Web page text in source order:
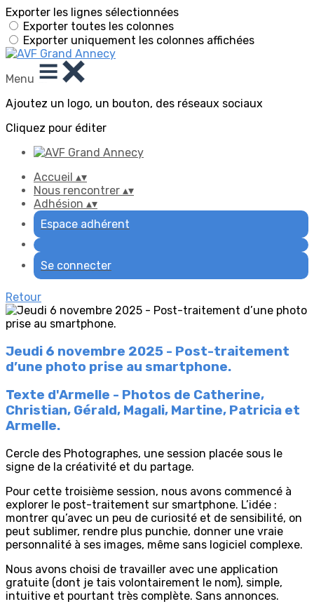
Exporter les lignes sélectionnées
Exporter toutes les colonnes
Exporter uniquement les colonnes affichées
Menu
Ajoutez un logo, un bouton, des réseaux sociaux
Cliquez pour éditer
Accueil ▴▾
Nous rencontrer ▴▾
Adhésion ▴▾
Espace adhérent
Se connecter
Retour
Jeudi 6 novembre 2025 - Post-traitement
d’une photo prise au smartphone.
Texte d'Armelle - Photos de Catherine,
Christian, Gérald, Magali, Martine, Patricia et
Armelle.
Cercle des Photographes, une session placée sous le
signe de la créativité et du partage.
Pour cette troisième session, nous avons commencé à
explorer le post-traitement sur smartphone. L’idée :
montrer qu’avec un peu de curiosité et de sensibilité, on
peut sublimer, rendre plus punchie, donner une vraie
personnalité à ses images, même sans logiciel complexe.
Nous avons choisi de travailler avec une application
gratuite (dont je tais volontairement le nom), simple,
intuitive et pourtant très complète. Sans annonces.